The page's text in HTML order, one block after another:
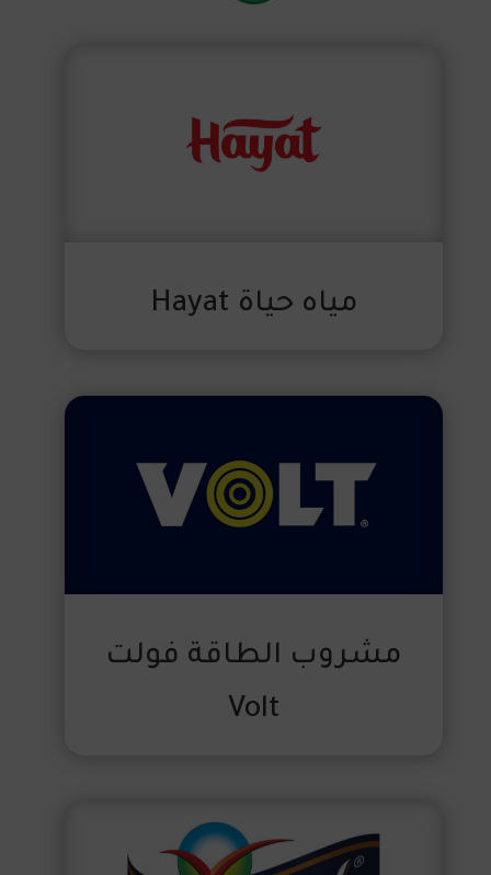
مياه حياة ‎Hayat
مشروب الطاقة فولت
Volt